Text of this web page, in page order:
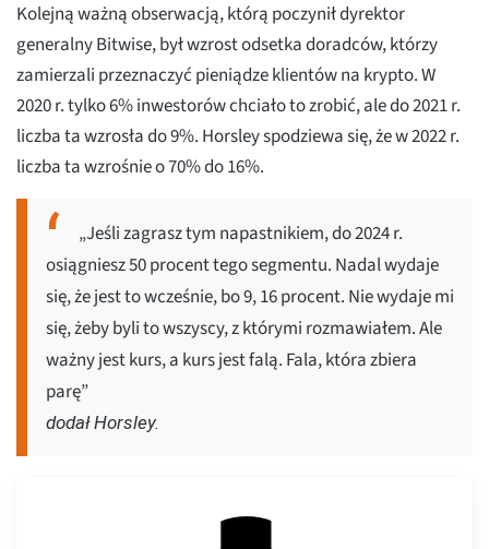
Kolejną ważną obserwacją, którą poczynił dyrektor
generalny Bitwise, był wzrost odsetka doradców, którzy
zamierzali przeznaczyć pieniądze klientów na krypto. W
2020 r. tylko 6% inwestorów chciało to zrobić, ale do 2021 r.
liczba ta wzrosła do 9%. Horsley spodziewa się, że w 2022 r.
liczba ta wzrośnie o 70% do 16%.
„Jeśli zagrasz tym napastnikiem, do 2024 r.
osiągniesz 50 procent tego segmentu. Nadal wydaje
się, że jest to wcześnie, bo 9, 16 procent. Nie wydaje mi
się, żeby byli to wszyscy, z którymi rozmawiałem. Ale
ważny jest kurs, a kurs jest falą. Fala, która zbiera
parę”
dodał Horsley.